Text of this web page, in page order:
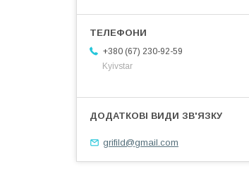
+380 (67) 230-92-59
Kyivstar
grifild@gmail.com